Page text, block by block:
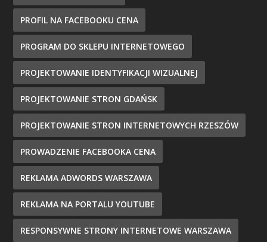
PROFIL NA FACEBOOKU CENA
PROGRAM DO SKLEPU INTERNETOWEGO
PROJEKTOWANIE IDENTYFIKACJI WIZUALNEJ
PROJEKTOWANIE STRON GDAŃSK
PROJEKTOWANIE STRON INTERNETOWYCH RZESZÓW
PROWADZENIE FACEBOOKA CENA
REKLAMA ADWORDS WARSZAWA
REKLAMA NA PORTALU YOUTUBE
RESPONSYWNE STRONY INTERNETOWE WARSZAWA